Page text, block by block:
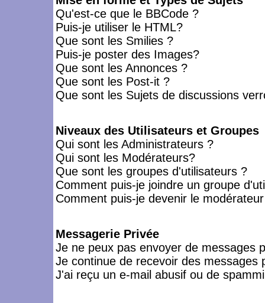
Qu'est-ce que le BBCode ?
Puis-je utiliser le HTML?
Que sont les Smilies ?
Puis-je poster des Images?
Que sont les Annonces ?
Que sont les Post-it ?
Que sont les Sujets de discussions
Niveaux des Utilisateurs et Groupes
Qui sont les Administrateurs ?
Qui sont les Modérateurs?
Que sont les groupes d'utilisateurs ?
Comment puis-je joindre un groupe
Comment puis-je devenir le
Messagerie Privée
Je ne peux pas envoyer de messages
Je continue de recevoir des messages
J'ai reçu un e-mail abusif ou de